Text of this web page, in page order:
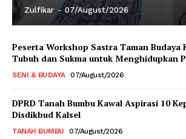
Zulfikar - 07/August/2026
Peserta Workshop Sastra Taman Budaya
Tubuh dan Sukma untuk Menghidupkan
SENI & BUDAYA 07/August/2026
DPRD Tanah Bumbu Kawal Aspirasi 10
Disdikbud Kalsel
TANAH BUMBU 07/August/2026